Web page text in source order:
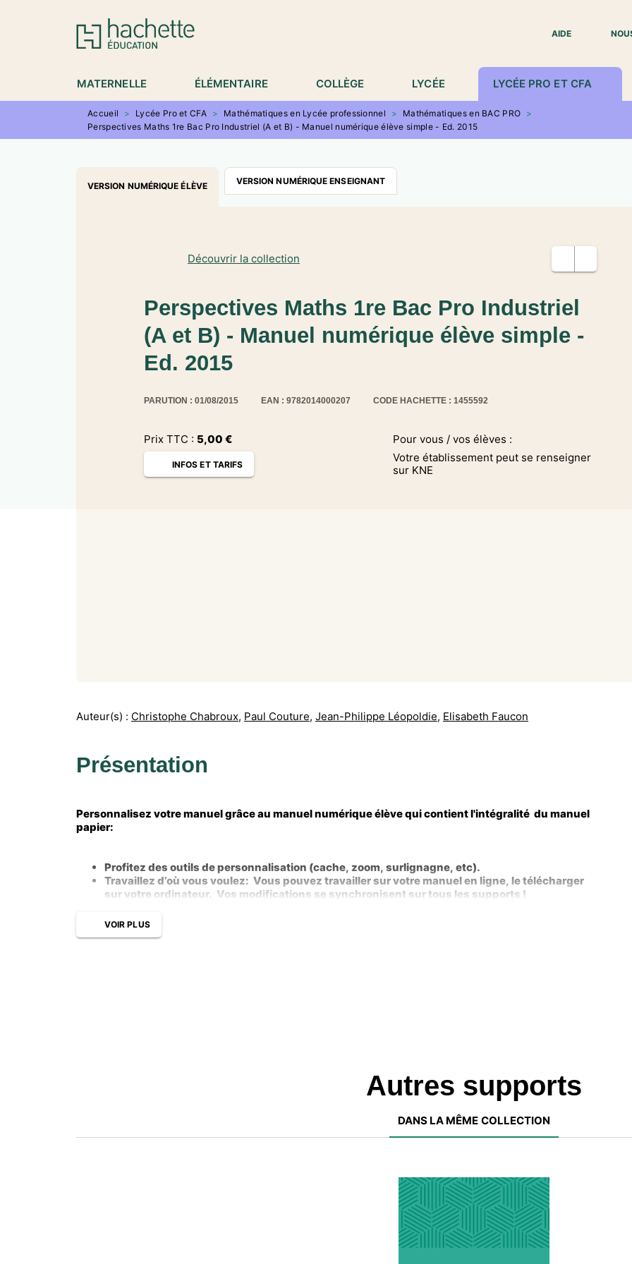
MENU RECHERCHE
AIDE
MATERNELLE ÉLÉMENTAIRE COLLÈGE LYCÉE LYCÉE PRO ET CFA
Accueil > Lycée Pro et CFA > Mathématiques en Lycée professionnel > Mathématiques en BAC PRO >
Perspectives Maths 1re Bac Pro Industriel (A et B) - Manuel numérique élève simple - Ed. 2015
VERSION NUMÉRIQUE ÉLÈVE VERSION NUMÉRIQUE ENSEIGNANT
Découvrir la collection
Perspectives Maths 1re Bac Pro Industriel
(A et B) - Manuel numérique élève simple -
Ed. 2015
PARUTION : 01/08/2015 EAN : 9782014000207 CODE HACHETTE : 1455592
Prix TTC : 5,00 €
INFOS ET TARIFS
Pour vous / vos élèves :
Votre établissement peut se renseigner
sur KNE
Auteur(s) : Christophe Chabroux, Paul Couture, Jean-Philippe Léopoldie, Elisabeth Faucon
Présentation
Personnalisez votre manuel grâce au manuel numérique élève qui contient l'intégralité du manuel
papier:
Profitez des outils de personnalisation (cache, zoom, surlignagne, etc).
Travaillez d’où vous voulez: Vous pouvez travailler sur votre manuel en ligne, le télécharger
sur votre ordinateur. Vos modifications se synchronisent sur tous les supports !
VOIR PLUS
Autres supports
DANS LA MÊME COLLECTION